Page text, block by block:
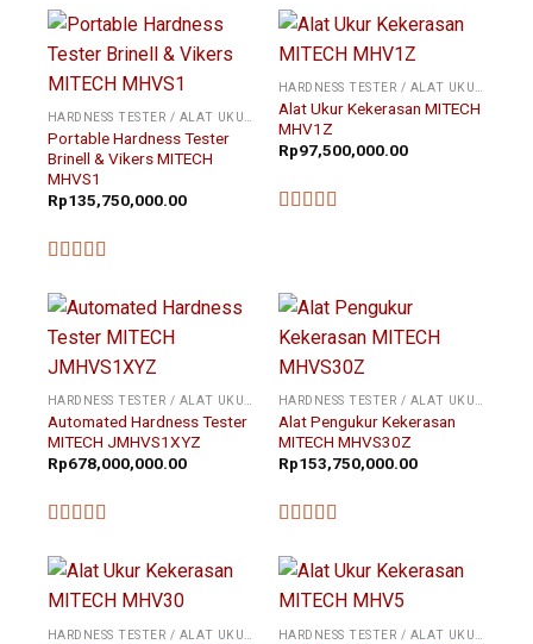
Portable Hardness Tester
Brinell & Vikers MITECH
MHVS1
Rp135,750,000.00
Alat Ukur Kekerasan MITECH
MHV1Z
Rp97,500,000.00
HARDNESS TESTER / ALAT UKUR KEKERASAN
Automated Hardness Tester
MITECH JMHVS1XYZ
Rp678,000,000.00
HARDNESS TESTER / ALAT UKUR KEKERASAN
Alat Pengukur Kekerasan
MITECH MHVS30Z
Rp153,750,000.00